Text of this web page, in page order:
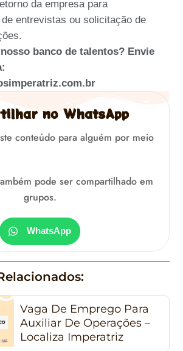
da empresa para
entrevistas ou solicitação de
banco de talentos? Envie
no WhatsApp
conteúdo para alguém por meio
pode ser compartilhado em
grupos.
WhatsApp
Vaga De Emprego Para
Auxiliar De Operações –
Localiza Imperatriz